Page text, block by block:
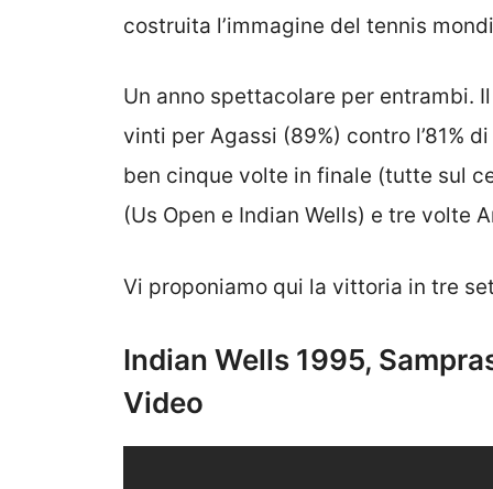
costruita l’immagine del tennis
Un anno spettacolare per entrambi.
vinti per Agassi (89%) contro l’81%
ben cinque volte in finale (tutte sul
(Us Open e Indian Wells) e tre volte
Vi proponiamo qui la vittoria in tre
Indian Wells 1995,
Video